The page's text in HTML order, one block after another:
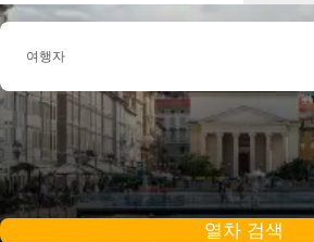
여행자
열차 검색